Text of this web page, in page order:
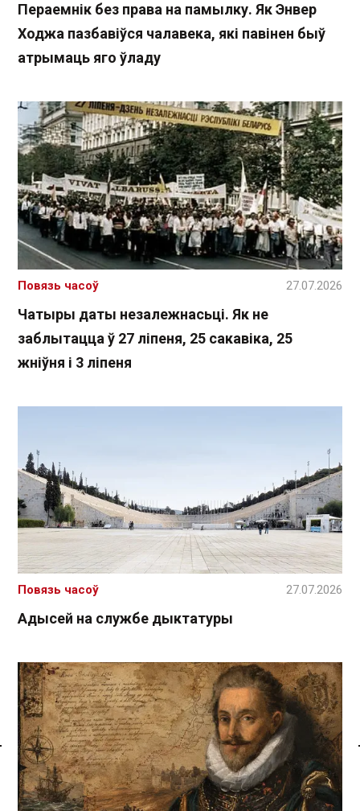
Спасылка без VPN
Пераемнік без права на памылку. Як Энвер
Ходжа пазбавіўся чалавека, які павінен быў
атрымаць яго ўладу
Чатыры даты незалежнасьці. Як не
заблытацца ў 27 ліпеня, 25 сакавіка, 25
жніўня і 3 ліпеня
Повязь часоў 27.07.2026
Адысей на службе дыктатуры
Повязь часоў 27.07.2026